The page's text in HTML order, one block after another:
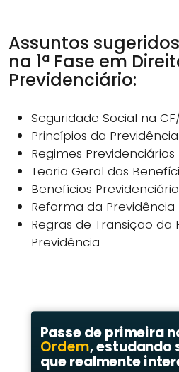
Assuntos
na 1ª Fase em
Previdenciário:
Seguridade Social na
Princípios da
Regimes Previdenciários
Teoria Geral dos
Benefícios
Reforma da Previdência
Regras de Transição da
Previdência
Passe de primeira
Ordem, estudando
que realmente